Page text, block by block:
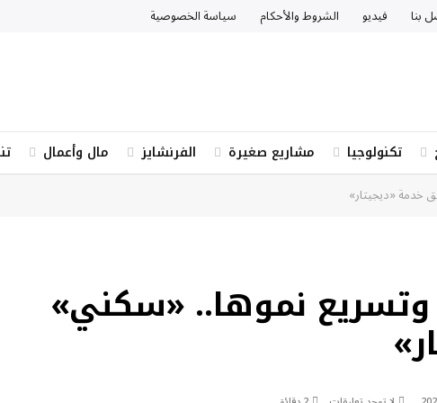
بنا فيديو الشروط والأحكام سياسة الخصوصية
تكنولوجيا مشاريع صغيرة الفرنشايز مال وأعمال
خدمة «ديجيتار»
نموها.. «سكني»